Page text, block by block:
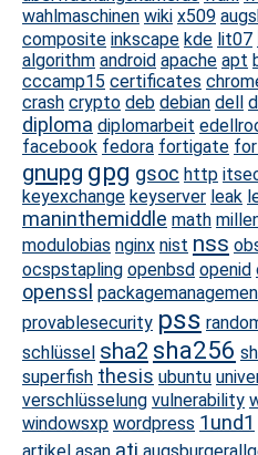
wahlmaschinen wiki x509
composite inkscape kde lit07
algorithm android apache apt
cccamp15 certificates
crash crypto deb debian dell
diploma diplomarbeit
facebook fedora fortigate
gnupg gpg gsoc http
keyexchange keyserver leak
maninthemiddle math
modulobias nginx nist nss
ocspstapling openbsd openid
openssl
provablesecurity pss
schlüssel sha2 sha256
superfish thesis ubuntu
verschlüsselung vulnerability
windowsxp wordpress 1und1
ati